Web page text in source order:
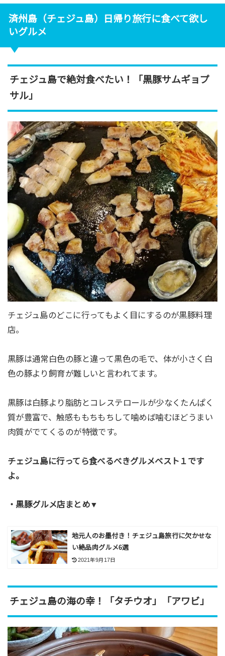
済州島（チェジュ島）日帰り旅行に食べて欲し
いグルメ
チェジュ島で絶対食べたい！「黒豚サムギョプ
サル」
チェジュ島のどこに行ってもよく目にするのが黒豚料理
店。
黒豚は通常白色の豚と違って黒色の毛で、体が小さく白
色の豚より飼育が難しいと言われてます。
黒豚は白豚より脂肪とコレステロールが少なくたんぱく
質が豊富で、触感ももちもちして噛めば噛むほどうまい
肉質がでてくるのが特徴です。
チェジュ島に行ってら食べるべきグルメベスト１です
よ。
・黒豚グルメ店まとめ▼
地元人のお墨付き！チェジュ島旅行に欠かせな
い絶品肉グルメ6選
2021年9月17日
チェジュ島の海の幸！「タチウオ」「アワビ」